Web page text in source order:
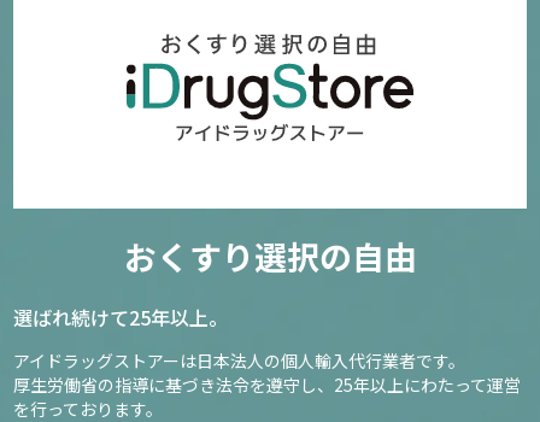
おくすり選択の自由
選ばれ続けて25年以上。
アイドラッグストアーは日本法人の個人輸入代行業者です。
厚生労働省の指導に基づき法令を遵守し、 25年以上にわたって運営
を行っております。